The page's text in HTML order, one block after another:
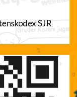
SJR